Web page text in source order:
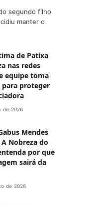
segundo filho
manter o
de Patixa
nas redes
equipe toma
para proteger
de 2026
Mendes
Nobreza do
por que
sairá da
de 2026